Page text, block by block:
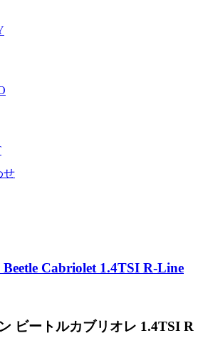
せ
Cabriolet 1.4TSI R-Line
ビートルカブリオレ 1.4TSI R